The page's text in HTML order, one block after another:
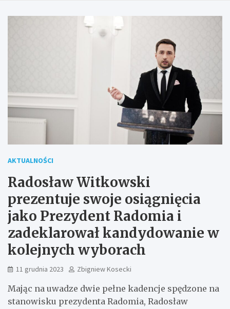
AKTUALNOŚCI
Radosław Witkowski
prezentuje swoje osiągnięcia
jako Prezydent Radomia i
zadeklarował kandydowanie w
kolejnych wyborach
11 grudnia 2023 Zbigniew Kosecki
Mając na uwadze dwie pełne kadencje spędzone na
stanowisku prezydenta Radomia, Radosław